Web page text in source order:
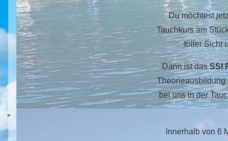
Du möchtest
Tauchkurs am
toller Sicht
Dann ist dasSSI
Theorieausbildung
bei uns in der
Innerhalb von 6